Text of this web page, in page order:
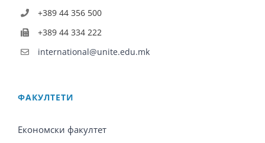
+389 44 356 500
+389 44 334 222
international@unite.edu.mk
ФАКУЛТЕТИ
Економски факултет